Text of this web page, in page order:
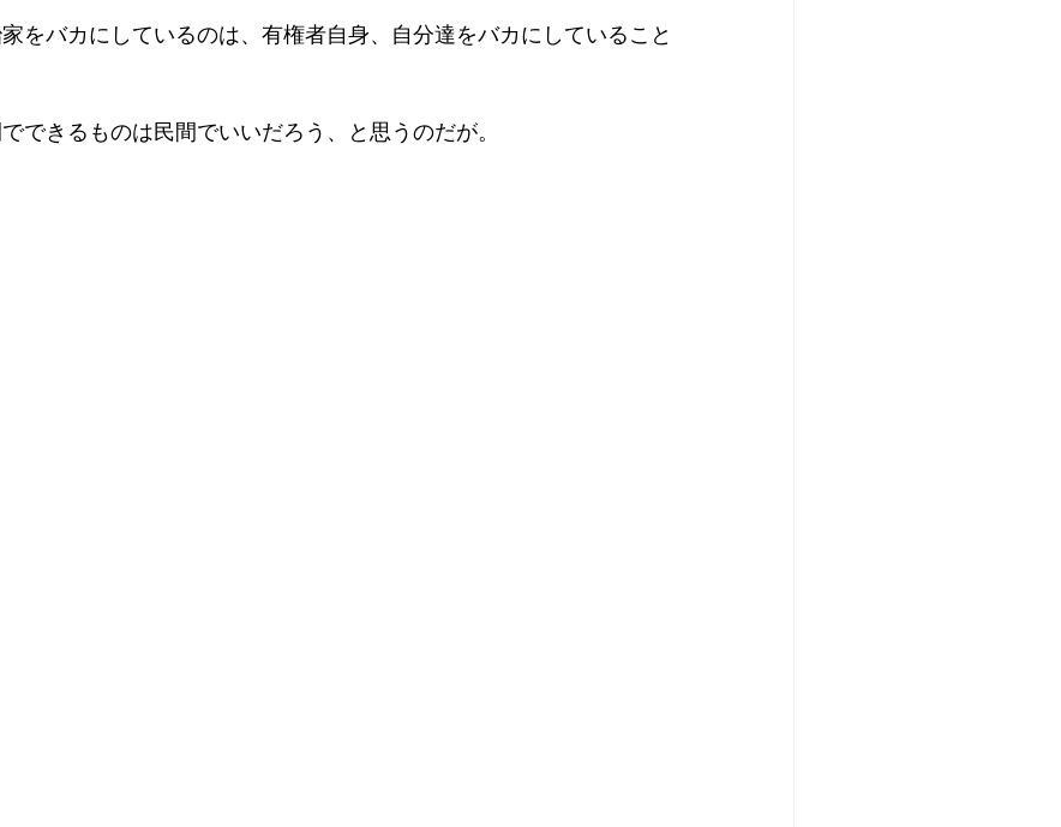
をバカにしているのは、有権者自身、自分達をバカにしていること
できるものは民間でいいだろう、と思うのだが。